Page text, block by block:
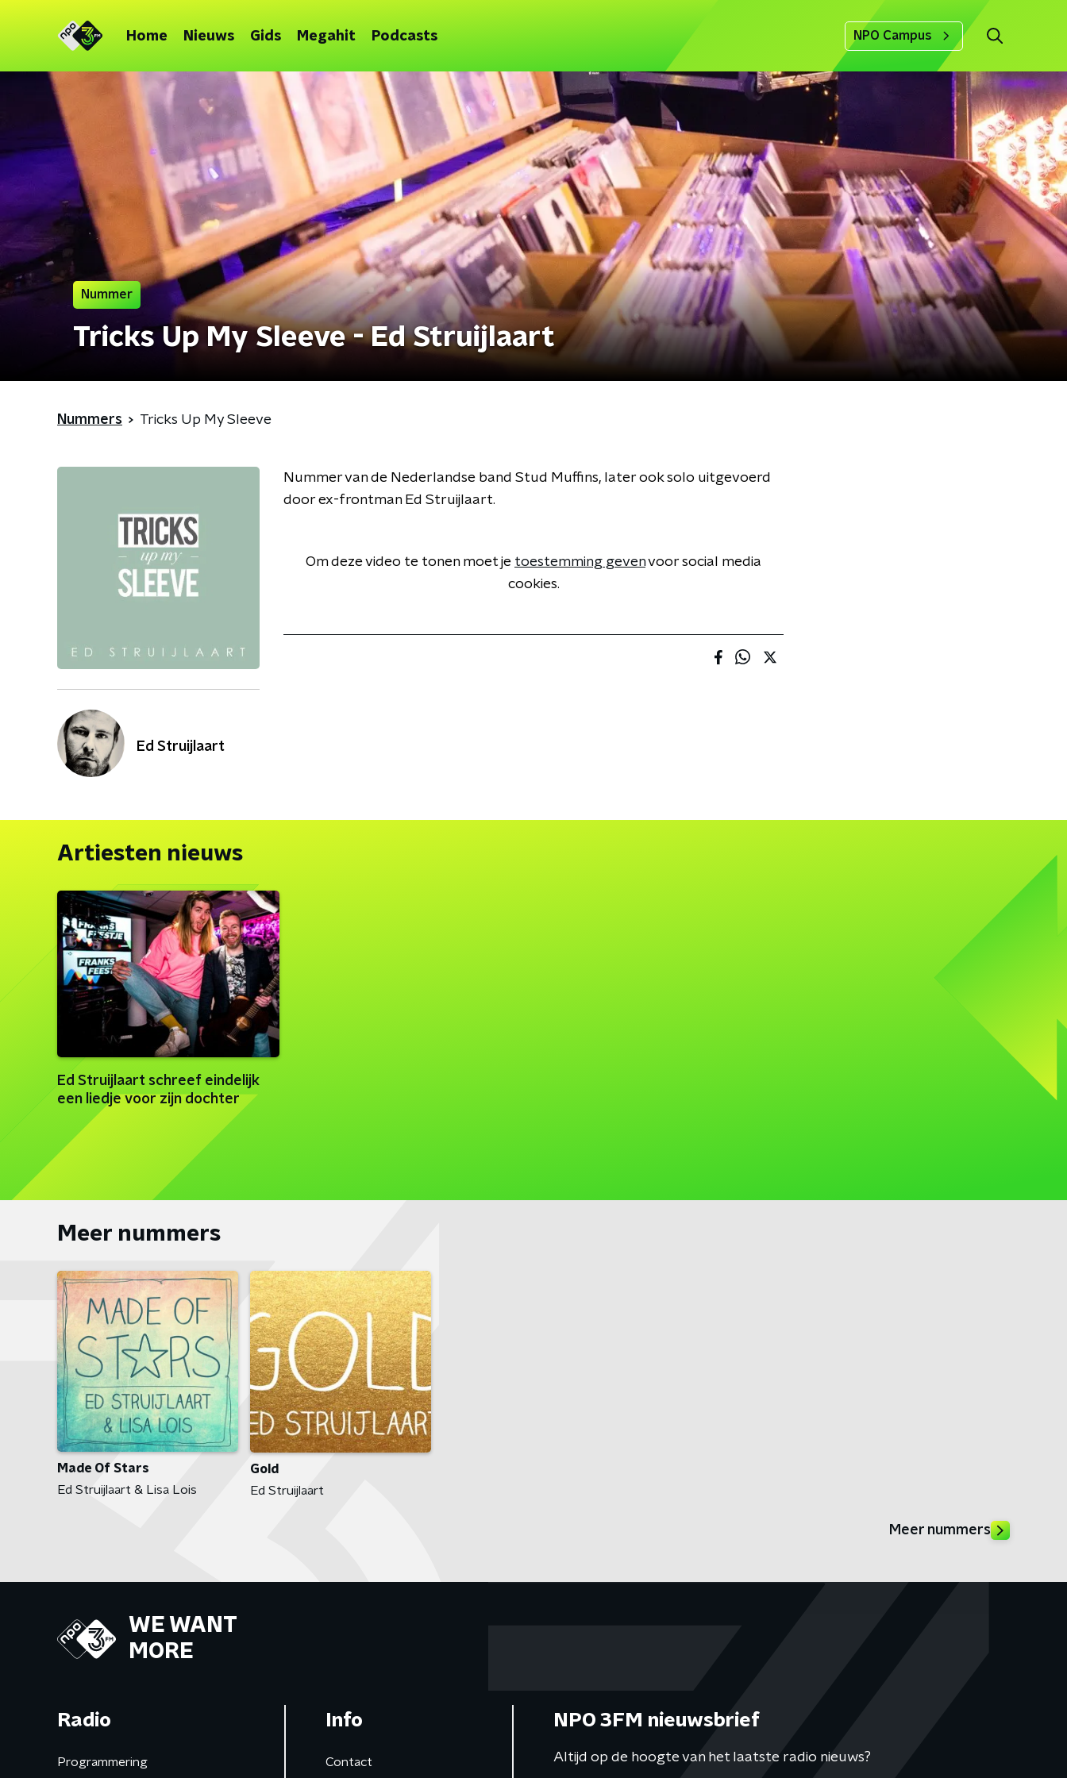
Home Nieuws Gids Megahit Podcasts NPO Campus
Nummer
Tricks Up My Sleeve - Ed Struijlaart
Nummers Tricks Up My Sleeve
Ed Struijlaart
Nummer van de Nederlandse band Stud Muffins, later ook solo uitgevoerd
door ex-frontman Ed Struijlaart.
Om deze video te tonen moet je toestemming gevenvoor social media
cookies.
Artiesten nieuws
Ed Struijlaart schreef eindelijk
een liedje voor zijn dochter
Meer nummers
Made Of Stars
Ed Struijlaart & Lisa Lois
Gold
Ed Struijlaart
Meer nummers
WE WANT
MORE
Radio
Programmering
Info
Contact
NPO 3FM nieuwsbrief
Altijd op de hoogte van het laatste radio nieuws?